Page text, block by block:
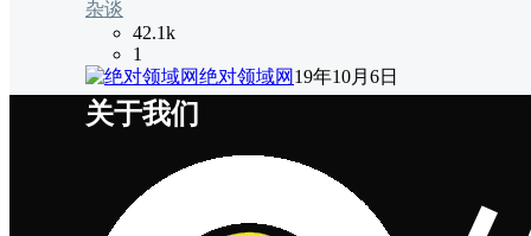
杂谈
42.1k
1
绝对领域网 19年10月6日
关于我们